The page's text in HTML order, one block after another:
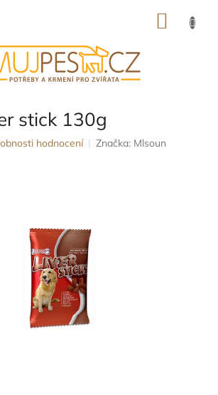
stick 130g
hodnocení Značka: Mlsoun